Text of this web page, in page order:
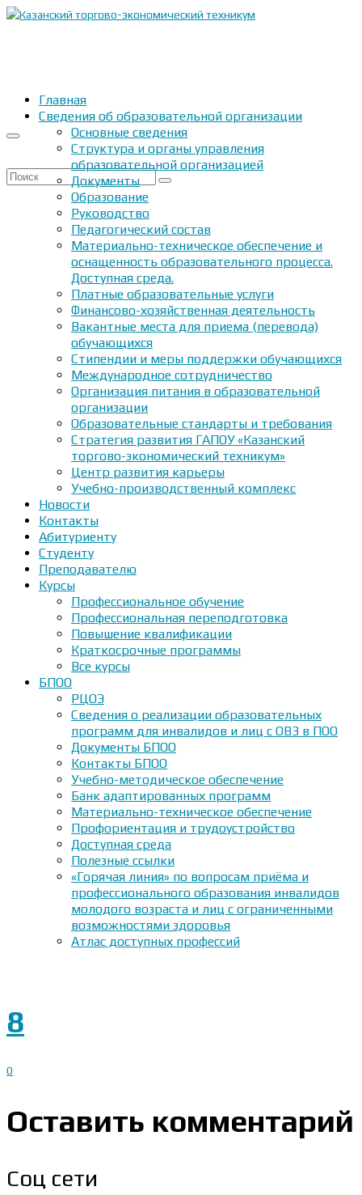
Искать:
Главная
Сведения об образовательной организации
Основные сведения
Структура и органы управления
образовательной организацией
Документы
Образование
Руководство
Педагогический состав
Материально-техническое обеспечение и
оснащенность образовательного процесса.
Доступная среда.
Платные образовательные услуги
Финансово-хозяйственная деятельность
Вакантные места для приема (перевода)
обучающихся
Стипендии и меры поддержки обучающихся
Международное сотрудничество
Организация питания в образовательной
организации
Образовательные стандарты и требования
Стратегия развития ГАПОУ «Казанский
торгово-экономический техникум»
Центр развития карьеры
Учебно-производственный комплекс
Новости
Контакты
Абитуриенту
Студенту
Преподавателю
Курсы
Профессиональное обучение
Профессиональная переподготовка
Повышение квалификации
Краткосрочные программы
Все курсы
БПОО
РЦОЭ
Сведения о реализации образовательных
программ для инвалидов и лиц с ОВЗ в ПОО
Документы БПОО
Контакты БПОО
Учебно-методическое обеспечение
Банк адаптированных программ
Материально-техническое обеспечение
Профориентация и трудоустройство
Доступная среда
Полезные ссылки
«Горячая линия» по вопросам приёма и
профессионального образования инвалидов
молодого возраста и лиц с ограниченными
возможностями здоровья
Атлас доступных профессий
8
0
Оставить комментарий
Соц сети